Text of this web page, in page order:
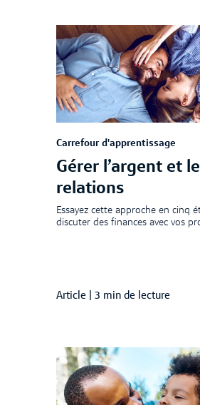
Carrefour d'apprentissage
Gérer l’argent et
relations
Essayez cette approche en cinq
discuter des finances avec vos
Article 3 min de lecture